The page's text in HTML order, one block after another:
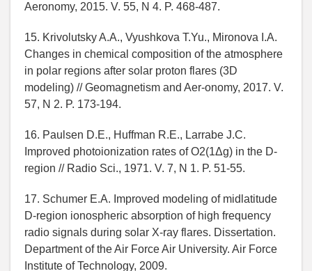
Aeronomy, 2015. V. 55, N 4. P. 468-487.
15. Krivolutsky A.A., Vyushkova T.Yu., Mironova I.A.
Changes in chemical composition of the atmosphere
in polar regions after solar proton flares (3D
modeling) // Geomagnetism and Aer-onomy, 2017. V.
57, N 2. P. 173-194.
16. Paulsen D.E., Huffman R.E., Larrabe J.C.
Improved photoionization rates of O2(1Δg) in the D-
region // Radio Sci., 1971. V. 7, N 1. P. 51-55.
17. Schumer E.A. Improved modeling of midlatitude
D-region ionospheric absorption of high frequency
radio signals during solar X-ray flares. Dissertation.
Department of the Air Force Air University. Air Force
Institute of Technology, 2009.